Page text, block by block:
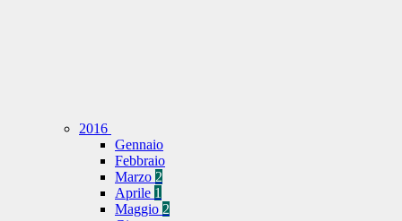
2016
Gennaio
Febbraio
Marzo 2
Aprile 1
Maggio 2